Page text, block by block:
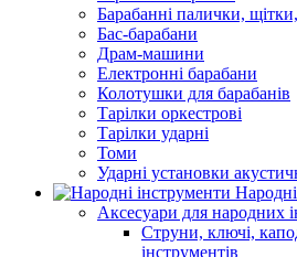
Барабанні палички,
Бас-барабани
Драм-машини
Електронні барабани
Колотушки для барабанів
Тарілки оркестрові
Тарілки ударні
Томи
Ударні установки
Аксесуари для народних
Струни, ключі,
інструментів